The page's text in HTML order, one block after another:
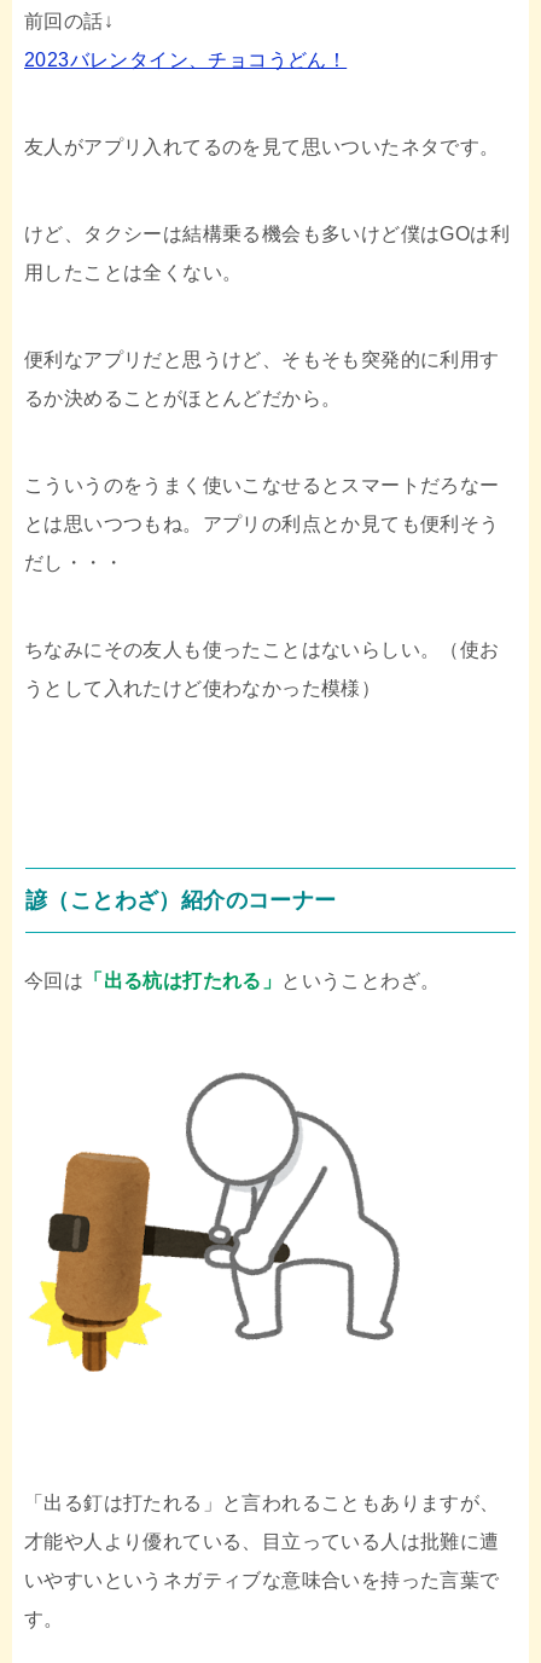
前回の話↓
2023バレンタイン、チョコうどん！
友人がアプリ入れてるのを見て思いついたネタです。
けど、タクシーは結構乗る機会も多いけど僕はGOは利
用したことは全くない。
便利なアプリだと思うけど、そもそも突発的に利用す
るか決めることがほとんどだから。
こういうのをうまく使いこなせるとスマートだろなー
とは思いつつもね。アプリの利点とか見ても便利そう
だし・・・
ちなみにその友人も使ったことはないらしい。（使お
うとして入れたけど使わなかった模様）
諺（ことわざ）紹介のコーナー
今回は 「出る杭は打たれる」 ということわざ。
「出る釘は打たれる」と言われることもありますが、
才能や人より優れている、目立っている人は批難に遭
いやすいというネガティブな意味合いを持った言葉で
す。